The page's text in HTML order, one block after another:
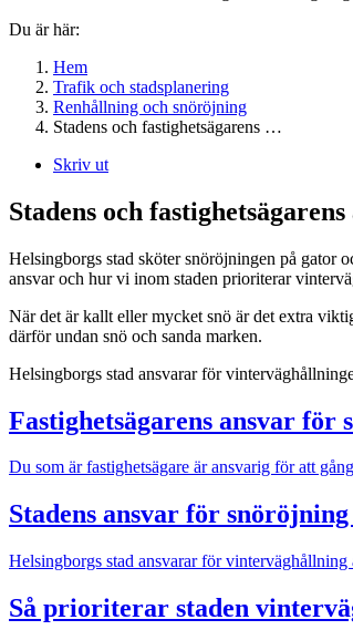
Du är här:
Hem
Trafik och stadsplanering
Renhållning och snöröjning
Stadens och fastighetsägarens …
Skriv ut
Stadens och
Helsingborgs stad sköter snöröjningen på gator
ansvar och hur vi inom staden prioriterar
När det är kallt eller mycket snö är det extra
därför undan snö och sanda marken.
Helsingborgs stad ansvarar för
Fastighetsägarens ansvar
Du som är fastighetsägare är ansvarig för att
Stadens ansvar för
Helsingborgs stad ansvarar för
Så prioriterar staden